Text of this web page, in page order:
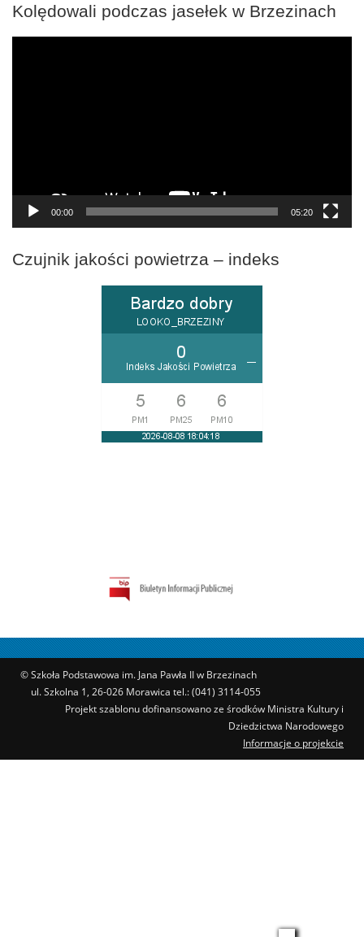
Kolędowali podczas jasełek w Brzezinach
00:00 05:20
Czujnik jakości powietrza – indeks
© Szkoła Podstawowa im. Jana Pawła II w Brzezinach
ul. Szkolna 1, 26-026 Morawica tel.: (041) 3114-055
Projekt szablonu dofinansowano ze środków Ministra Kultury i
Dziedzictwa Narodowego
Informacje o projekcie